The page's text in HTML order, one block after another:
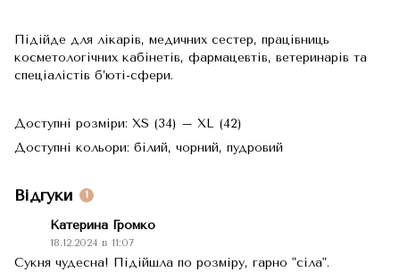
Підійде для лікарів, медичних сестер, працівниць
косметологічних кабінетів, фармацевтів, ветеринарів та
спеціалістів б’юті-сфери.
Доступні розміри: XS (34) – XL (42)
Доступні кольори: білий, чорний, пудровий
Відгуки 1
Катерина Громко
18.12.2024 в 11:07
Сукня чудесна! Підійшла по розміру, гарно "сіла".